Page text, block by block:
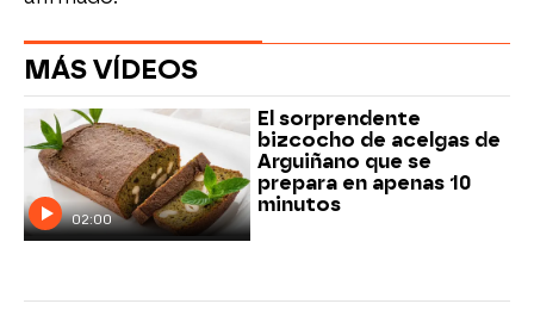
MÁS VÍDEOS
02:00
El sorprendente
bizcocho de acelgas de
Arguiñano que se
prepara en apenas 10
minutos